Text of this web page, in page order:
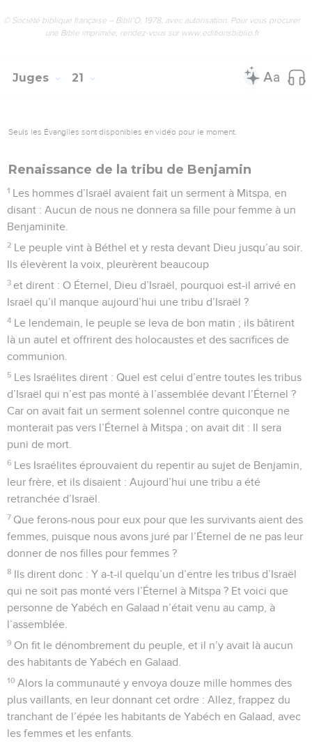
© Société biblique française – Bibli’O, 1978, avec autorisation. Pour vous procurer
une Bible imprimée, rendez-vous sur www.editionsbiblio.fr
Juges 21
Seuls les Évangiles sont disponibles en vidéo pour le moment.
Renaissance de la tribu de Benjamin
1 Les hommes d’Israël avaient fait un serment à Mitspa, en
disant : Aucun de nous ne donnera sa fille pour femme à un
Benjaminite.
2 Le peuple vint à Béthel et y resta devant Dieu jusqu’au soir.
Ils élevèrent la voix, pleurèrent beaucoup
3 et dirent : O Éternel, Dieu d’Israël, pourquoi est-il arrivé en
Israël qu’il manque aujourd’hui une tribu d’Israël ?
4 Le lendemain, le peuple se leva de bon matin ; ils bâtirent
là un autel et offrirent des holocaustes et des sacrifices de
communion.
5 Les Israélites dirent : Quel est celui d’entre toutes les tribus
d’Israël qui n’est pas monté à l’assemblée devant l’Éternel ?
Car on avait fait un serment solennel contre quiconque ne
monterait pas vers l’Éternel à Mitspa ; on avait dit : Il sera
puni de mort.
6 Les Israélites éprouvaient du repentir au sujet de Benjamin,
leur frère, et ils disaient : Aujourd’hui une tribu a été
retranchée d’Israël.
7 Que ferons-nous pour eux pour que les survivants aient des
femmes, puisque nous avons juré par l’Éternel de ne pas leur
donner de nos filles pour femmes ?
8 Ils dirent donc : Y a-t-il quelqu’un d’entre les tribus d’Israël
qui ne soit pas monté vers l’Éternel à Mitspa ? Et voici que
personne de Yabéch en Galaad n’était venu au camp, à
l’assemblée.
9 On fit le dénombrement du peuple, et il n’y avait là aucun
des habitants de Yabéch en Galaad.
10 Alors la communauté y envoya douze mille hommes des
plus vaillants, en leur donnant cet ordre : Allez, frappez du
tranchant de l’épée les habitants de Yabéch en Galaad, avec
les femmes et les enfants.